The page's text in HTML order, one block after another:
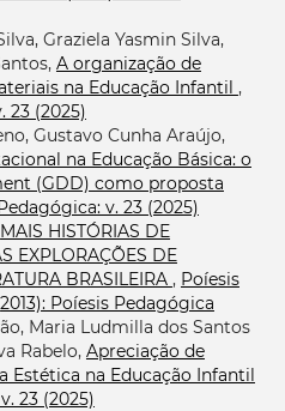
Graziela Yasmin Silva,
A organização de
na Educação Infantil ,
23 (2025)
Gustavo Cunha Araújo,
na Educação Básica: o
(GDD) como proposta
v. 23 (2025)
MAIS HISTÓRIAS DE
EXPLORAÇÕES DE
BRASILEIRA , Poíesis
Poíesis Pedagógica
Maria Ludmilla dos Santos
Rabelo, Apreciação de
Estética na Educação Infantil
23 (2025)